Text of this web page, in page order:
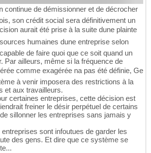
continue de démissionner et de décrocher
son crédit social sera définitivement un
aurait été prise à la suite dune plainte
humaines dune entreprise selon
de faire quoi que ce soit quand un
Par ailleurs, même si la fréquence de
comme exagérée na pas été définie, Ge
à venir imposera des restrictions à la
et aux travailleurs.
certaines entreprises, cette décision est
freiner le désir perpétuel de certains
sillonner les entreprises sans jamais y
sont infoutues de garder les
des gens. Et dire que ce système se